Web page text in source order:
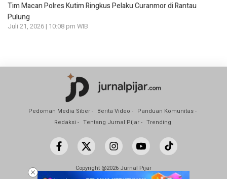
Tim Macan Polres Kutim Ringkus Pelaku Curanmor di Rantau
Pulung
Juli 21, 2026 | 10:08 pm WIB
Pedoman Media Siber Berita Video
Panduan Komunitas
Redaksi
Tentang Jurnal Pijar Trending
Copyright @2026 Jurnal Pijar